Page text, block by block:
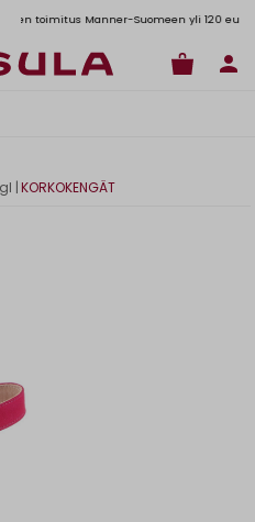
toimitus Manner-Suomeen yli 120 euron
|KORKOKENGÄT